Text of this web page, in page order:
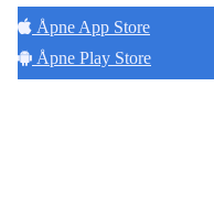
Åpne App Store
Åpne Play Store